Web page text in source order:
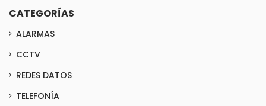
CATEGORÍAS
ALARMAS
CCTV
REDES DATOS
TELEFONÍA